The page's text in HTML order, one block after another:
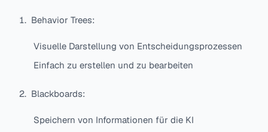
Behavior Trees:
Visuelle Darstellung von Entscheidungsprozessen
Einfach zu erstellen und zu bearbeiten
Blackboards:
Speichern von Informationen für die KI